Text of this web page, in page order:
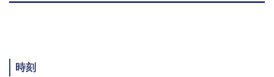
時刻